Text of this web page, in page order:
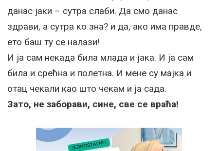
данас јаки – сутра слаби. Да смо данас
здрави, а сутра ко зна? и да, ако има правде,
ето баш ту се налази!
И ја сам некада била млада и јака. И ја сам
била и срећна и полетна. И мене су мајка и
отац чекали као што чекам и ја сада.
Зато, не заборави, сине, све се враћа!